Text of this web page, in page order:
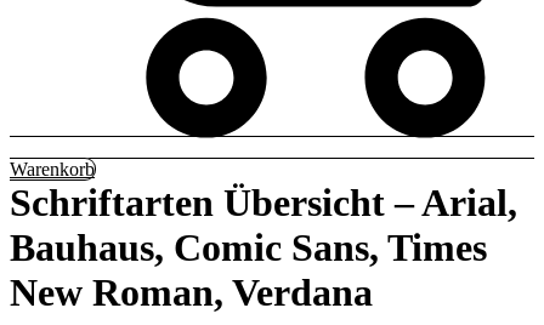
Warenkorb
Schriftarten Übersicht – Arial,
Bauhaus, Comic Sans, Times
New Roman, Verdana